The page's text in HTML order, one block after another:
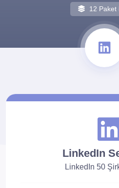
12 Paket
LinkedIn
LinkedIn 50